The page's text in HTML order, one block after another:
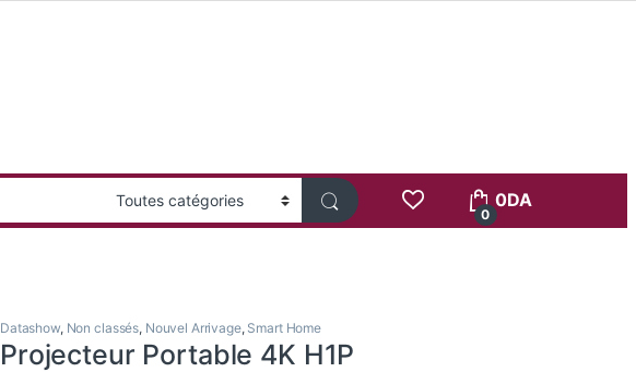
0
0DA
Datashow, Non classés, Nouvel Arrivage, Smart Home
Projecteur Portable 4K H1P